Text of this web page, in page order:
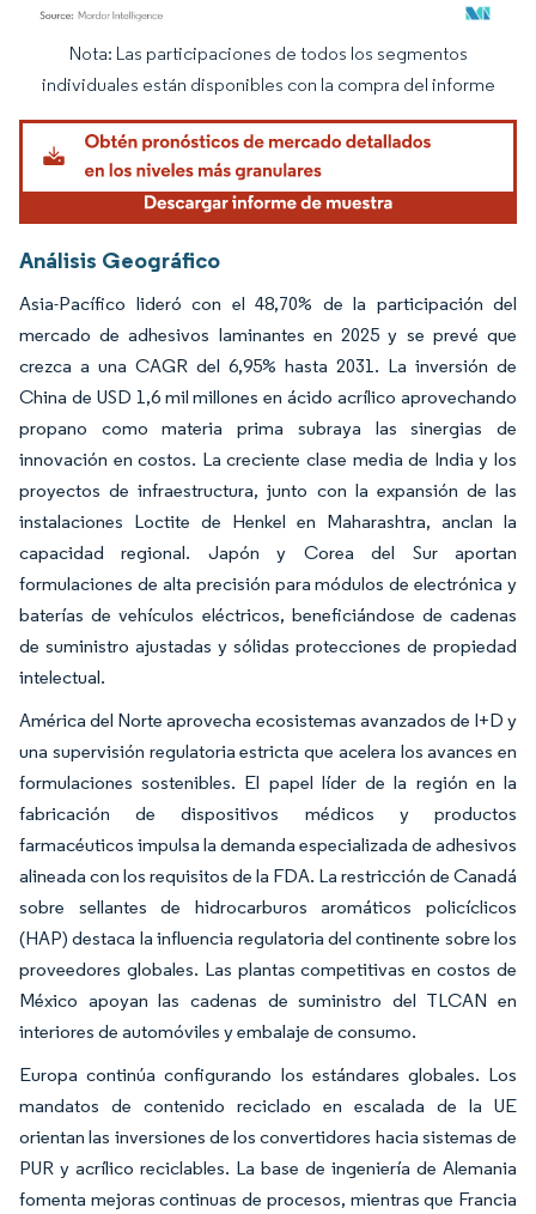
Imagen © Mordor Intelligence. El uso requiere atribución según CC BY 4.0.
Nota: Las participaciones de todos los segmentos
individuales están disponibles con la compra del informe
Análisis Geográfico
Asia-Pacífico lideró con el 48,70% de la participación del
mercado de adhesivos laminantes en 2025 y se prevé que
crezca a una CAGR del 6,95% hasta 2031. La inversión de
China de USD 1,6 mil millones en ácido acrílico aprovechando
propano como materia prima subraya las sinergias de
innovación en costos. La creciente clase media de India y los
proyectos de infraestructura, junto con la expansión de las
instalaciones Loctite de Henkel en Maharashtra, anclan la
capacidad regional. Japón y Corea del Sur aportan
formulaciones de alta precisión para módulos de electrónica y
baterías de vehículos eléctricos, beneficiándose de cadenas
de suministro ajustadas y sólidas protecciones de propiedad
intelectual.
América del Norte aprovecha ecosistemas avanzados de I+D y
una supervisión regulatoria estricta que acelera los avances en
formulaciones sostenibles. El papel líder de la región en la
fabricación de dispositivos médicos y productos
farmacéuticos impulsa la demanda especializada de adhesivos
alineada con los requisitos de la FDA. La restricción de Canadá
sobre sellantes de hidrocarburos aromáticos policíclicos
(HAP) destaca la influencia regulatoria del continente sobre los
proveedores globales. Las plantas competitivas en costos de
México apoyan las cadenas de suministro del TLCAN en
interiores de automóviles y embalaje de consumo.
Europa continúa configurando los estándares globales. Los
mandatos de contenido reciclado en escalada de la UE
orientan las inversiones de los convertidores hacia sistemas de
PUR y acrílico reciclables. La base de ingeniería de Alemania
fomenta mejoras continuas de procesos, mientras que Francia